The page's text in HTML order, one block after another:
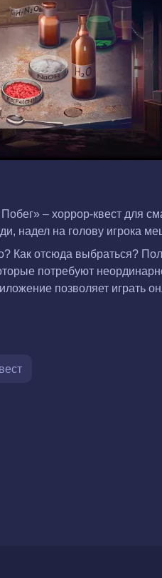
– хоррор-квест для
надел на голову игрока
Как отсюда выбраться?
потребуют
позволяет играть